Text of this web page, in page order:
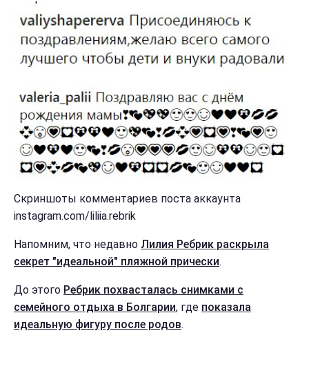
Скриншоты комментариев поста аккаунта
instagram.com/liliia.rebrik
Напомним, что недавно Лилия Ребрик раскрыла
секрет "идеальной" пляжной прически.
До этого Ребрик похвасталась снимками с
семейного отдыха в Болгарии, где показала
идеальную фигуру после родов.